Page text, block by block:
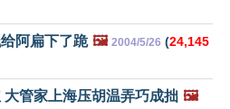
阿扁下了跪 🖼️ 2004/5/26 (24,145
管家上海压胡温弄巧成拙 🖼️